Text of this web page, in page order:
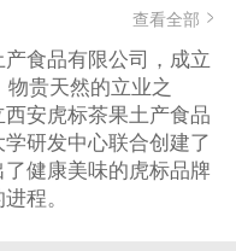
查看全部
食品有限公司，成立
物贵天然的立业之
安虎标茶果土产食品
研发中心联合创建了
健康美味的虎标品牌
程。